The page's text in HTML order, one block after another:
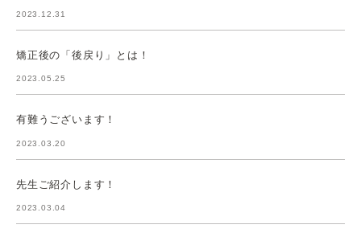
2023.12.31
矯正後の「後戻り」とは！
2023.05.25
有難うございます！
2023.03.20
先生ご紹介します！
2023.03.04